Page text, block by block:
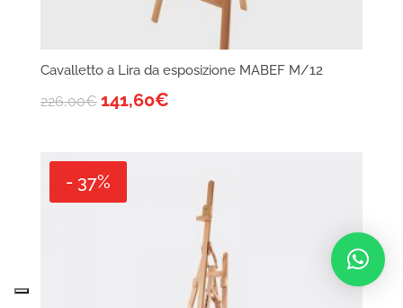
Cavalletto a Lira da esposizione MABEF M/12
226,00€ 141,60€
- 37%